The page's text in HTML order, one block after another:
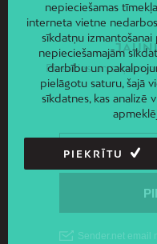
Piesakies un saņem
nepieciešamas
interneta vietne
sīkdatņu izmantošanai
nepieciešamajām
darbību un
pielāgotu saturu, šajā
sīkdatnes, kas analizē
PIEKRĪTU